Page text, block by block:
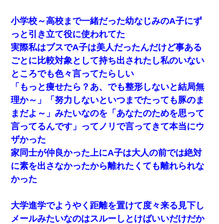
小学校～高校まで一緒だった幼なじみのA子にず
っと引き立て役に使われてた
実際私はブスでA子は美人だったんだけど事ある
ごとに比較対象として持ち出されたし私のいない
ところでも色々言ってたらしい
「もっと痩せたら？あ、でも整形しないと結局無
理か～」「努力しないといつまでたっても豚のま
まだよ～」みたいなのを「あなたのためを思って
言ってるんです」ってノリで言ってきて本当にウ
ザかった
家同士が仲良かった上にA子は大人の前では絶対
に素を出さなかったから離れたくても離れられな
かった
大学進学でようやく距離を置けて度々来る見下し
メールみたいなのはスルーしとけばいいだけだか